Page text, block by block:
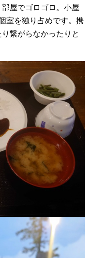
屋でゴロゴロ。小屋
室を独り占めです。携
繋がらなかったりと